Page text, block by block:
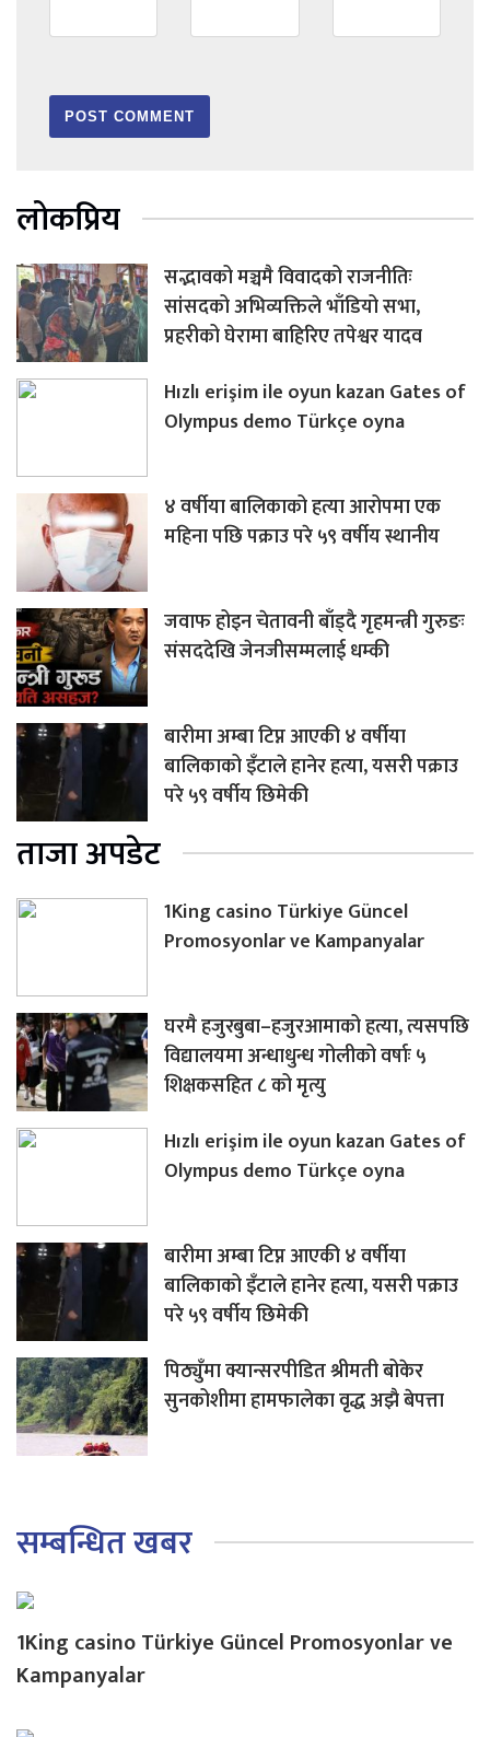
लोकप्रिय
सद्भावको मञ्चमै विवादको राजनीतिः
सांसदको अभिव्यक्तिले भाँडियो सभा,
प्रहरीको घेरामा बाहिरिए तपेश्वर यादव
Hızlı erişim ile oyun kazan Gates of
Olympus demo Türkçe oyna
४ वर्षीया बालिकाको हत्या आरोपमा एक
महिना पछि पक्राउ परे ५९ वर्षीय स्थानीय
जवाफ होइन चेतावनी बाँड्दै गृहमन्त्री गुरुङः
संसददेखि जेनजीसम्मलाई धम्की
बारीमा अम्बा टिप्न आएकी ४ वर्षीया
बालिकाको इँटाले हानेर हत्या, यसरी पक्राउ
परे ५९ वर्षीय छिमेकी
ताजा अपडेट
1King casino Türkiye Güncel
Promosyonlar ve Kampanyalar
घरमै हजुरबुबा–हजुरआमाको हत्या, त्यसपछि
विद्यालयमा अन्धाधुन्ध गोलीको वर्षाः ५
शिक्षकसहित ८ को मृत्यु
Hızlı erişim ile oyun kazan Gates of
Olympus demo Türkçe oyna
बारीमा अम्बा टिप्न आएकी ४ वर्षीया
बालिकाको इँटाले हानेर हत्या, यसरी पक्राउ
परे ५९ वर्षीय छिमेकी
पिठ्युँमा क्यान्सरपीडित श्रीमती बोकेर
सुनकोशीमा हामफालेका वृद्ध अझै बेपत्ता
सम्बन्धित खबर
1King casino Türkiye Güncel Promosyonlar ve
Kampanyalar